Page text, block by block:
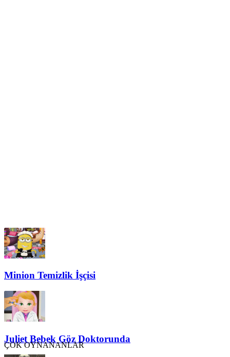
Minion Temizlik İşçisi
Juliet Bebek Göz Doktorunda
ÇOK OYNANANLAR